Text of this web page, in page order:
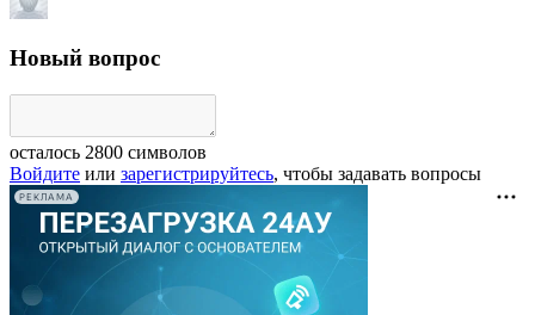
Новый вопрос
осталось 2800 символов
Войдите или зарегистрируйтесь, чтобы задавать вопросы
РЕКЛАМА